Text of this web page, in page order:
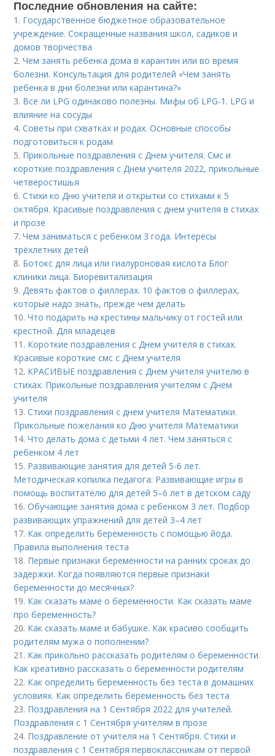
Последние обновления на сайте:
1. Государственное бюджетное образовательное
учреждение. Сокращенные названия школ, садиков и
домов творчества
2.Чем занять ребенка дома в карантин или во время
болезни. Консультация для родителей «Чем занять
ребенка в дни болезни или карантина?»
3. Все ли LPG одинаково полезны. Мифы об LPG-1. LPG и
влияние на сосуды
4.Советы при схватках и родах. Основные способы
подготовиться к родам
5. Прикольные поздравления с Днем учителя. Смс и
короткие поздравления с Днем учителя 2022, прикольные
четверостишья
6.Стихи ко Дню учителя и открытки со стихами к 5
октября. Красивые поздравления с днем учителя в стихах
и прозе
7.Чем заниматься с ребенком 3 года. Интересы
трёхлетних детей
8. Ботокс для лица или гиалуроновая кислота Блог
клиники лица. Биоревитализация
9. Девять фактов о филлерах. 10 фактов о филлерах,
которые надо знать, прежде чем делать
10.Что подарить на крестины мальчику от гостей или
крестной. Для младецев
11. Короткие поздравления с Днем учителя в стихах.
Красивые короткие смс с Днем учителя
12. КРАСИВЫЕ поздравления с Днем учителя учителю в
стихах. Прикольные поздравления учителям с Днем
учителя
13.Стихи поздравления с днем учителя Математики.
Прикольные пожелания ко Дню учителя Математики
14.Что делать дома с детьми 4 лет. Чем заняться с
ребенком 4 лет
15. Развивающие занятия для детей 5-6 лет.
Методическая копилка педагога: Развивающие игры в
помощь воспитателю для детей 5–6 лет в детском саду
16.Обучающие занятия дома с ребенком 3 лет. Подбор
развивающих упражнений для детей 3–4 лет
17. Как определить беременность с помощью йода.
Правила выполнения теста
18. Первые признаки беременности на ранних сроках до
задержки. Когда появляются первые признаки
беременности до месячных?
19. Как сказать маме о беременности. Как сказать маме
про беременность?
20. Как сказать маме и бабушке. Как красиво сообщить
родителям мужа о пополнении?
21. Как прикольно рассказать родителям о беременности.
Как креативно рассказать о беременности родителям
22. Как определить беременность без теста в домашних
условиях. Как определить беременность без теста
23. Поздравления на 1 Сентября 2022 для учителей.
Поздравления с 1 Сентября учителям в прозе
24. Поздравление от учителя на 1 Сентября. Стихи и
поздравления с 1 Сентября первоклассникам от первой